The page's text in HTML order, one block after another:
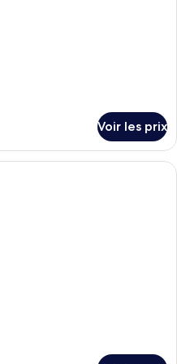
Voir les prix
Une chambre à coucher avec un lit,